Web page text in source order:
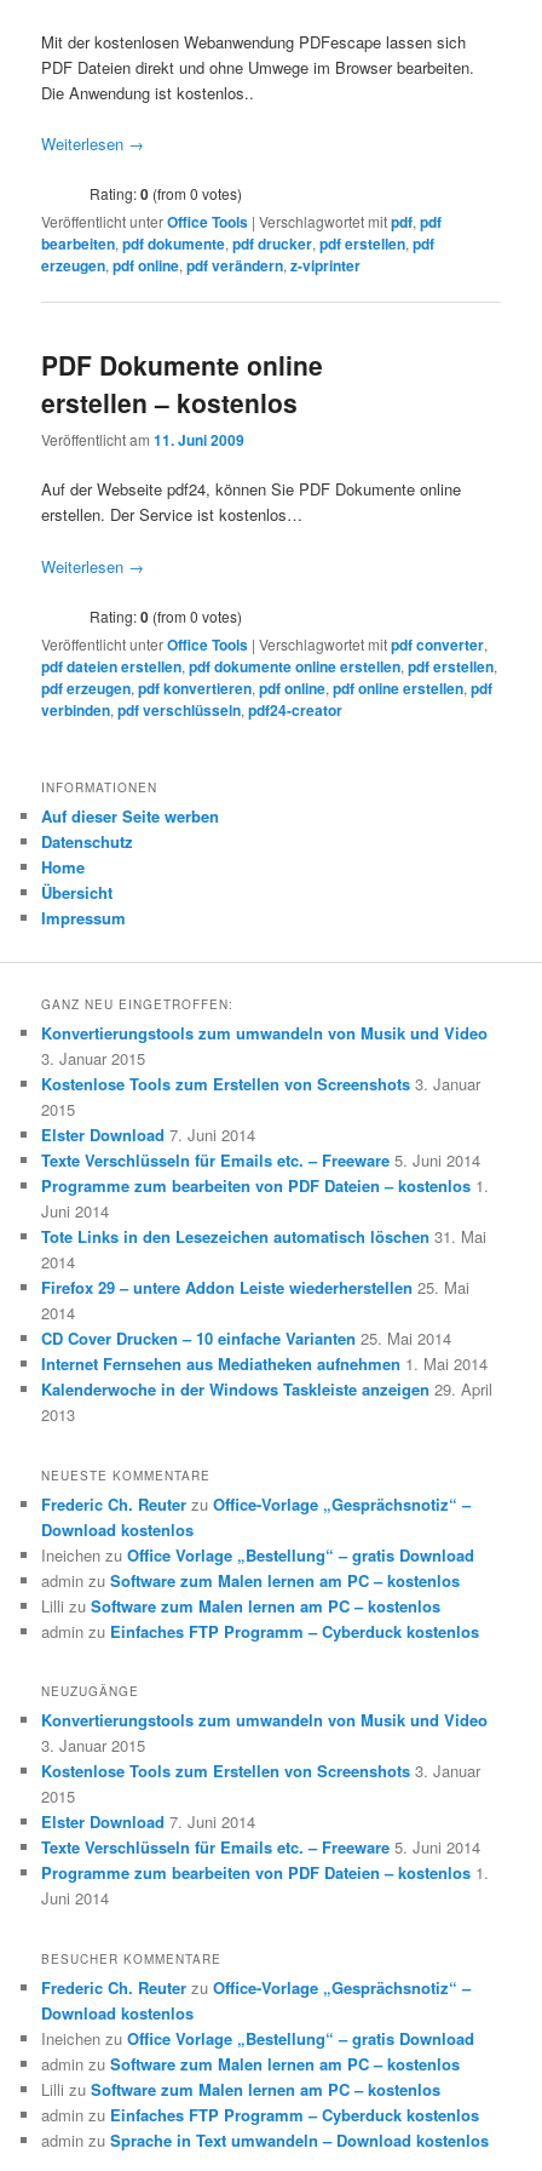
Mit der kostenlosen Webanwendung PDFescape lassen sich
PDF Dateien direkt und ohne Umwege im Browser bearbeiten.
Die Anwendung ist kostenlos..
Weiterlesen →
Rating:0 (from 0 votes)
Veröffentlicht unterOffice Tools |Verschlagwortet mitpdf,pdf
bearbeiten,pdf dokumente,pdf drucker,pdf erstellen,pdf
erzeugen,pdf online,pdf verändern,z-viprinter
PDF Dokumente online
erstellen – kostenlos
Veröffentlicht am11. Juni 2009
Auf der Webseite pdf24, können Sie PDF Dokumente online
erstellen. Der Service ist kostenlos…
Weiterlesen →
Rating:0 (from 0 votes)
Veröffentlicht unterOffice Tools |Verschlagwortet mitpdf converter,
pdf dateien erstellen,pdf dokumente online erstellen,pdf erstellen,
pdf erzeugen,pdf konvertieren,pdf online,pdf online erstellen,pdf
verbinden,pdf verschlüsseln,pdf24-creator
INFORMATIONEN
Auf dieser Seite werben
Datenschutz
Home
Übersicht
Impressum
GANZ NEU EINGETROFFEN:
Konvertierungstools zum umwandeln von Musik und Video
3. Januar 2015
Kostenlose Tools zum Erstellen von Screenshots 3. Januar
2015
Elster Download 7. Juni 2014
Texte Verschlüsseln für Emails etc. – Freeware 5. Juni 2014
Programme zum bearbeiten von PDF Dateien – kostenlos 1.
Juni 2014
Tote Links in den Lesezeichen automatisch löschen 31. Mai
2014
Firefox 29 – untere Addon Leiste wiederherstellen 25. Mai
2014
CD Cover Drucken – 10 einfache Varianten 25. Mai 2014
Internet Fernsehen aus Mediatheken aufnehmen 1. Mai 2014
Kalenderwoche in der Windows Taskleiste anzeigen 29. April
2013
NEUESTE KOMMENTARE
Frederic Ch. Reuter zuOffice-Vorlage „Gesprächsnotiz“ –
Download kostenlos
Ineichen zuOffice Vorlage „Bestellung“ – gratis Download
admin zuSoftware zum Malen lernen am PC – kostenlos
Lilli zuSoftware zum Malen lernen am PC – kostenlos
admin zu Einfaches FTP Programm – Cyberduck kostenlos
NEUZUGÄNGE
Konvertierungstools zum umwandeln von Musik und Video
3. Januar 2015
Kostenlose Tools zum Erstellen von Screenshots 3. Januar
2015
Elster Download 7. Juni 2014
Texte Verschlüsseln für Emails etc. – Freeware 5. Juni 2014
Programme zum bearbeiten von PDF Dateien – kostenlos 1.
Juni 2014
BESUCHER KOMMENTARE
Frederic Ch. Reuter zuOffice-Vorlage „Gesprächsnotiz“ –
Download kostenlos
Ineichen zuOffice Vorlage „Bestellung“ – gratis Download
admin zuSoftware zum Malen lernen am PC – kostenlos
Lilli zuSoftware zum Malen lernen am PC – kostenlos
admin zu Einfaches FTP Programm – Cyberduck kostenlos
admin zuSprache in Text umwandeln – Download kostenlos